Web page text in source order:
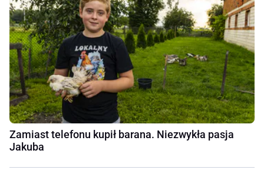
Zamiast telefonu kupił barana. Niezwykła pasja
Jakuba